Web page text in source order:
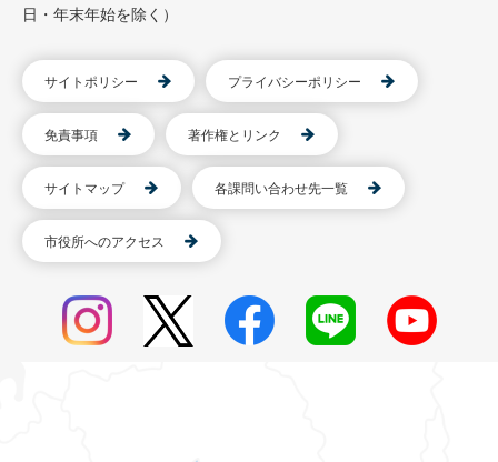
日・年末年始を除く）
サイトポリシー プライバシーポリシー
免責事項 著作権とリンク
サイトマップ 各課問い合わせ先一覧
市役所へのアクセス